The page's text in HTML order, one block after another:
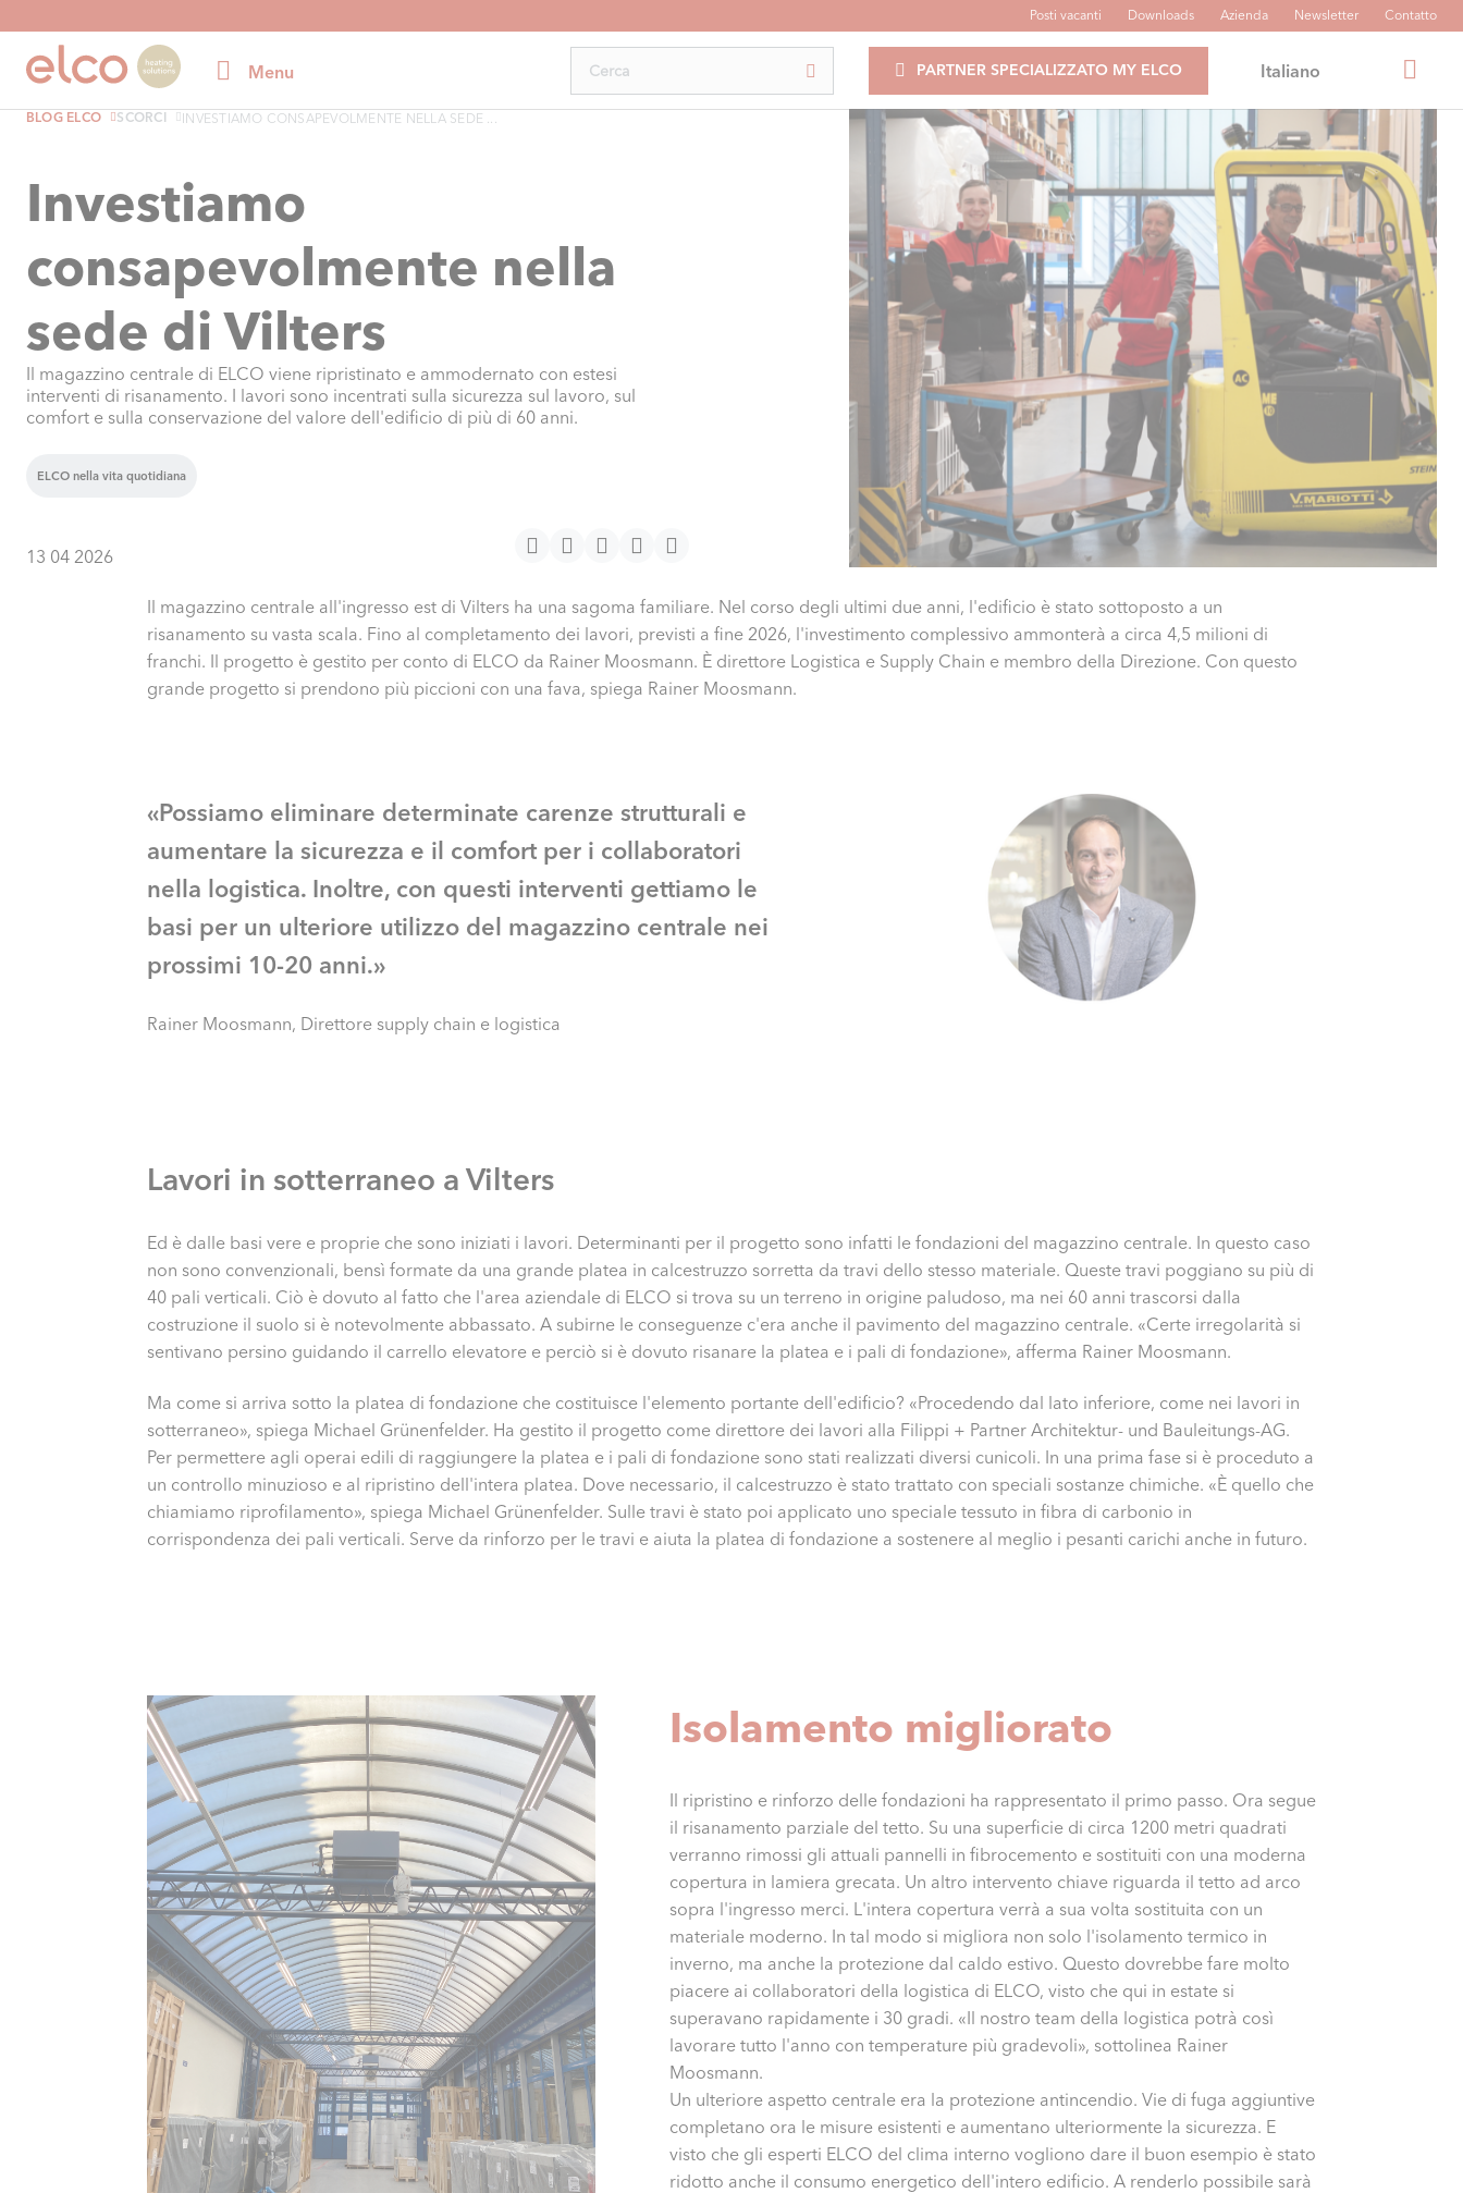
Posti vacanti Downloads Azienda Newsletter Contatto
Menu PARTNER SPECIALIZZATO MY ELCO Italiano
BLOG ELCO SCORCI INVESTIAMO CONSAPEVOLMENTE NELLA SEDE ...
Investiamo
consapevolmente nella
sede di Vilters
Il magazzino centrale di ELCO viene ripristinato e ammodernato con estesi
interventi di risanamento. I lavori sono incentrati sulla sicurezza sul lavoro, sul
comfort e sulla conservazione del valore dell'edificio di più di 60 anni.
ELCO nella vita quotidiana
13 04 2026
Il magazzino centrale all'ingresso est di Vilters ha una sagoma familiare. Nel corso degli ultimi due anni, l'edificio è stato sottoposto a un
risanamento su vasta scala. Fino al completamento dei lavori, previsti a fine 2026, l'investimento complessivo ammonterà a circa 4,5 milioni di
franchi. Il progetto è gestito per conto di ELCO da Rainer Moos­mann. È direttore Logistica e Supply Chain e membro della Direzione. Con questo
grande progetto si prendono più piccioni con una fava, spiega Rainer Moosmann.
«Possiamo eliminare determinate carenze strutturali e
aumentare la sicurezza e il comfort per i collaboratori
nella logistica. Inoltre, con questi interventi gettiamo le
basi per un ulteriore utilizzo del magazzino centrale nei
prossimi 10-20 anni.»
Rainer Moosmann, Direttore supply chain e logistica
Lavori in sotterraneo a Vilters
Ed è dalle basi vere e proprie che sono iniziati i lavori. Determinanti per il progetto sono infatti le fondazioni del magazzino centrale. In questo caso
non sono convenzionali, bensì formate da una grande platea in calcestruzzo sorretta da travi dello stesso materiale. Queste travi poggiano su più di
40 pali verticali. Ciò è dovuto al fatto che l'area aziendale di ELCO si trova su un terreno in origine paludoso, ma nei 60 anni trascorsi dalla
costruzione il suolo si è notevolmente abbassato. A subirne le conseguenze c'era anche il pavimento del magazzino centrale. «Certe irregolarità si
sentivano persino guidando il carrello elevatore e perciò si è dovuto risanare la platea e i pali di fondazione», afferma Rainer Moosmann.
Ma come si arriva sotto la platea di fondazione che costituisce l'elemento portante dell'edificio? «Procedendo dal lato inferiore, come nei lavori in
sotterraneo», spiega Michael Grünen­felder. Ha gestito il progetto come direttore dei lavori alla Filippi + Partner Architektur- und Bauleitungs-AG.
Per permettere agli operai edili di raggiungere la platea e i pali di fondazione sono stati realizzati diversi cunicoli. In una prima fase si è proceduto a
un controllo minuzioso e al ripristino dell'intera platea. Dove necessario, il calcestruzzo è stato trattato con speciali sostanze chimiche. «È quello che
chiamiamo riprofilamento», spiega Michael Grünenfelder. Sulle travi è stato poi applicato uno speciale tessuto in fibra di carbonio in
corrispondenza dei pali verticali. Serve da rinforzo per le travi e aiuta la platea di fondazione a sostenere al meglio i pesanti carichi anche in futuro.
Isolamento migliorato
Il ripristino e rinforzo delle fondazioni ha rappresentato il primo passo. Ora segue
il risanamento parziale del tetto. Su una superficie di circa 1200 metri quadrati
verranno rimossi gli attuali pannelli in fibrocemento e sostituiti con una moderna
copertura in lamiera grecata. Un altro intervento chiave riguarda il tetto ad arco
sopra l'ingresso merci. L'intera copertura verrà a sua volta sostituita con un
materiale moderno. In tal modo si migliora non solo l'isolamento termico in
inverno, ma anche la protezione dal caldo estivo. Questo dovrebbe fare molto
piacere ai collaboratori della logistica di ELCO, visto che qui in estate si
superavano rapidamente i 30 gradi. «Il nostro team della logistica potrà così
lavorare tutto l'anno con temperature più gradevoli», sottolinea Rainer
Moosmann.
Un ulteriore aspetto centrale era la protezione antincendio. Vie di fuga aggiuntive
completano ora le misure esistenti e aumentano ulteriormente la sicurezza. E
visto che gli esperti ELCO del clima interno vogliono dare il buon esempio è stato
ridotto anche il consumo energetico dell'intero edificio. A renderlo possibile sarà